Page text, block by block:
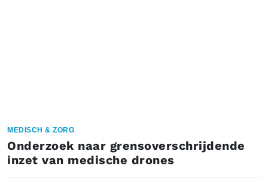
MEDISCH & ZORG
Onderzoek naar grensoverschrijdende
inzet van medische drones